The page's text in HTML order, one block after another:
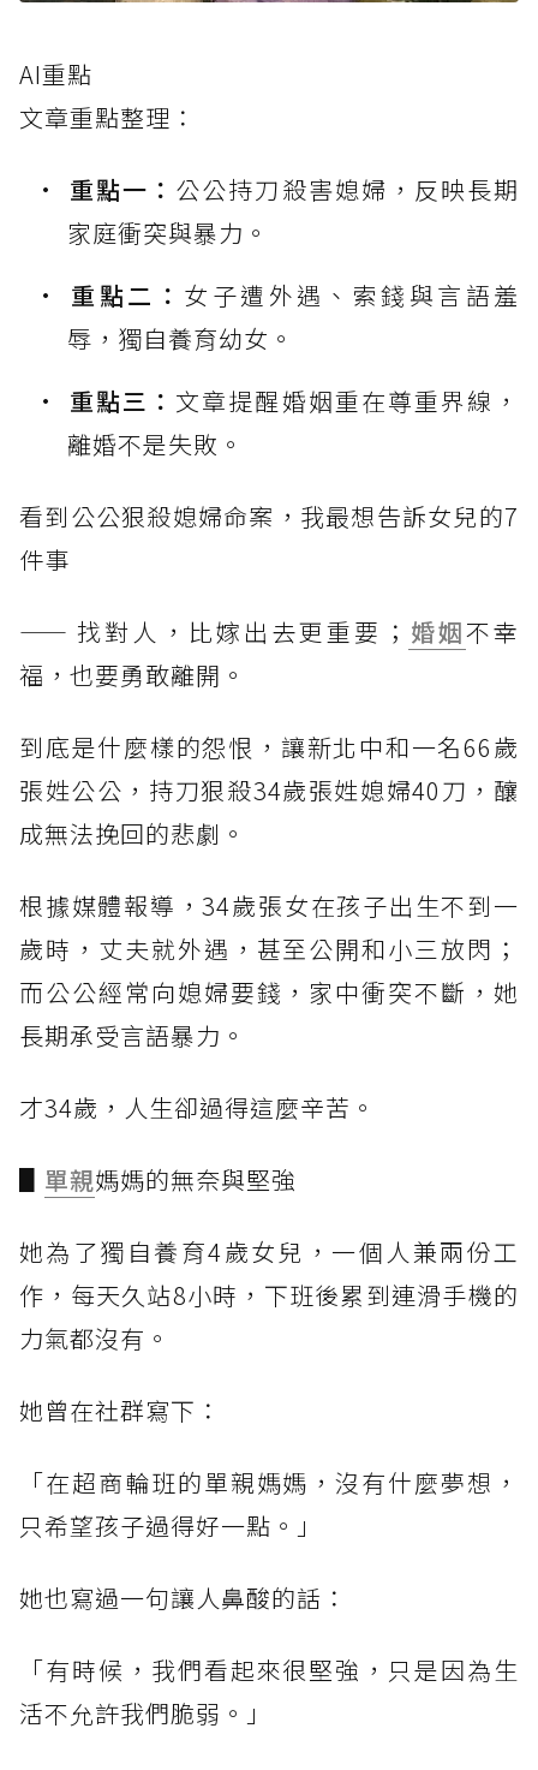
AI重點
文章重點整理：
重點一： 公公持刀殺害媳婦，反映長期
家庭衝突與暴力。
重點二： 女子遭外遇、索錢與言語羞
辱，獨自養育幼女。
重點三： 文章提醒婚姻重在尊重界線，
離婚不是失敗。
看到公公狠殺媳婦命案，我最想告訴女兒的7
件事
—— 找對人，比嫁出去更重要； 婚姻不幸
福，也要勇敢離開。
到底是什麼樣的怨恨，讓新北中和一名66歲
張姓公公，持刀狠殺34歲張姓媳婦40刀，釀
成無法挽回的悲劇。
根據媒體報導，34歲張女在孩子出生不到一
歲時，丈夫就外遇，甚至公開和小三放閃；
而公公經常向媳婦要錢，家中衝突不斷，她
長期承受言語暴力。
才34歲，人生卻過得這麼辛苦。
▋ 單親媽媽的無奈與堅強
她為了獨自養育4歲女兒，一個人兼兩份工
作，每天久站8小時，下班後累到連滑手機的
力氣都沒有。
她曾在社群寫下：
「在超商輪班的單親媽媽，沒有什麼夢想，
只希望孩子過得好一點。」
她也寫過一句讓人鼻酸的話：
「有時候，我們看起來很堅強，只是因為生
活不允許我們脆弱。」